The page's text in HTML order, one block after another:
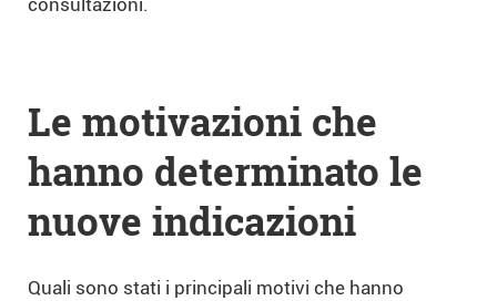
consultazioni.
Le motivazioni che
hanno determinato le
nuove indicazioni
Quali sono stati i principali motivi che hanno